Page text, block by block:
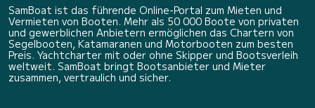
SamBoat ist das führende Online-Portal zum Mieten und
Vermieten von Booten. Mehr als 50 000 Boote von privaten
und gewerblichen Anbietern ermöglichen das Chartern von
Segelbooten, Katamaranen und Motorbooten zum besten
Preis. Yachtcharter mit oder ohne Skipper und Bootsverleih
weltweit. SamBoat bringt Bootsanbieter und Mieter
zusammen, vertraulich und sicher.